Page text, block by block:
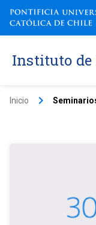
Instituto de
Inicio keyboard_arrow_right